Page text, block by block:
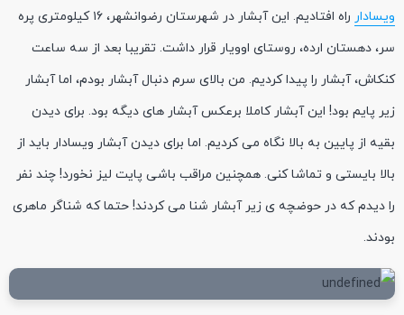
ویسادار
راه افتادیم. این آبشار در شهرستان رضوانشهر، ۱۶ کیلومتری پره
سر، دهستان ارده، روستای اوویار قرار داشت. تقریبا بعد از سه ساعت
کنکاش، آبشار را پیدا کردیم. من بالای سرم دنبال آبشار بودم، اما آبشار
زیر پایم بود! این آبشار کاملا برعکس آبشار های دیگه بود. برای دیدن
بقیه از پایین به بالا نگاه می کردیم. اما برای دیدن آبشار ویسادار باید از
بالا بایستی و تماشا کنی. همچنین مراقب باشی پایت لیز نخورد! چند نفر
را دیدم که در حوضچه ی زیر آبشار شنا می کردند! حتما که شناگر ماهری
بودند.